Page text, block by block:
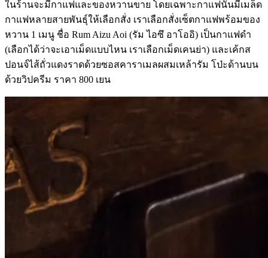
ในร้านจะมีกาแฟและของหวานขาย โดยเฉพาะกาแฟนั้นมีเมล็ด
กาแฟหลายสายพันธุ์ให้เลือกสั่ง เราเลือกสั่งเซ็ตกาแฟพร้อมของ
หวาน 1 เมนู ชื่อ Rum Aizu Aoi (รัม ไอซึ อาโออิ) เป็นกาแฟดำ
(เลือกได้ว่าจะเอาเม็ดแบบไหน เราเลือกเม็ดเคนย่า) และเค้กส
ปอนจ์ไส้ถั่วแดงราดด้วยซอสคาราเมลผสมเหล้ารัม โป่ะด้านบน
ด้วยวิปครีม ราคา 800 เยน